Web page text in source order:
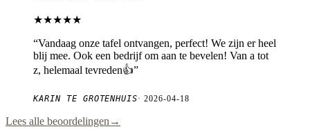
★★★★★
“Vandaag onze tafel ontvangen, perfect! We zijn er heel
blij mee. Ook een bedrijf om aan te bevelen! Van a tot
z, helemaal tevreden👍”
KARIN TE GROTENHUIS·2026-04-18
Lees alle beoordelingen →